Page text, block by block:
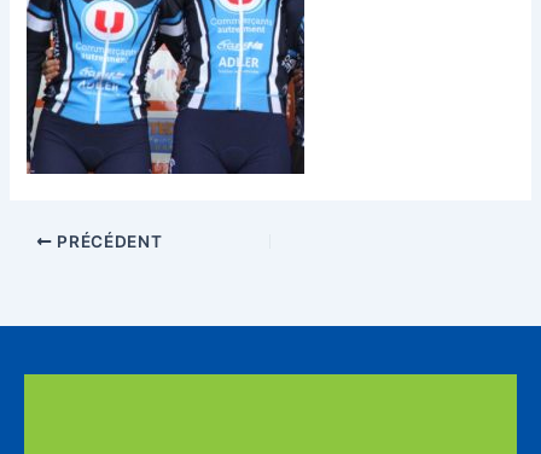
PRÉCÉDENT